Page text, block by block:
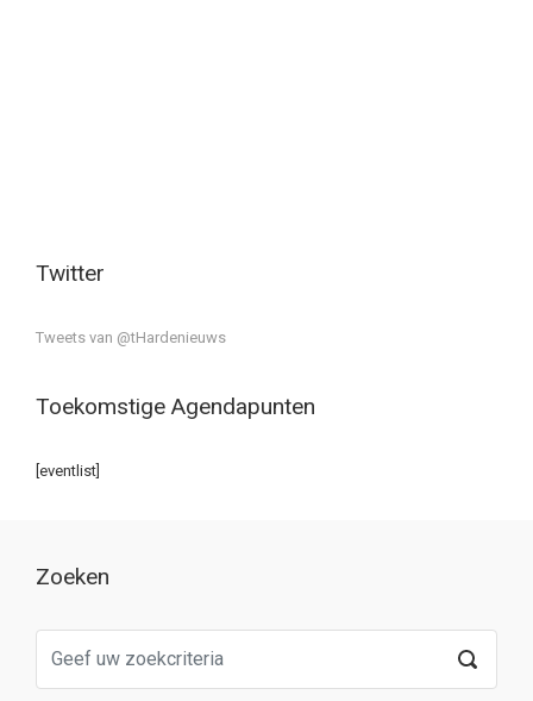
Twitter
Tweets van @tHardenieuws
Toekomstige Agendapunten
[eventlist]
Zoeken